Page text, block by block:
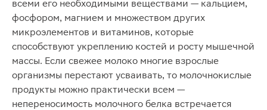
всеми его необходимыми веществами — кальцием,
фосфором, магнием и множеством других
микроэлементов и витаминов, которые
способствуют укреплению костей и росту мышечной
массы. Если свежее молоко многие взрослые
организмы перестают усваивать, то молочнокислые
продукты можно практически всем —
непереносимость молочного белка встречается